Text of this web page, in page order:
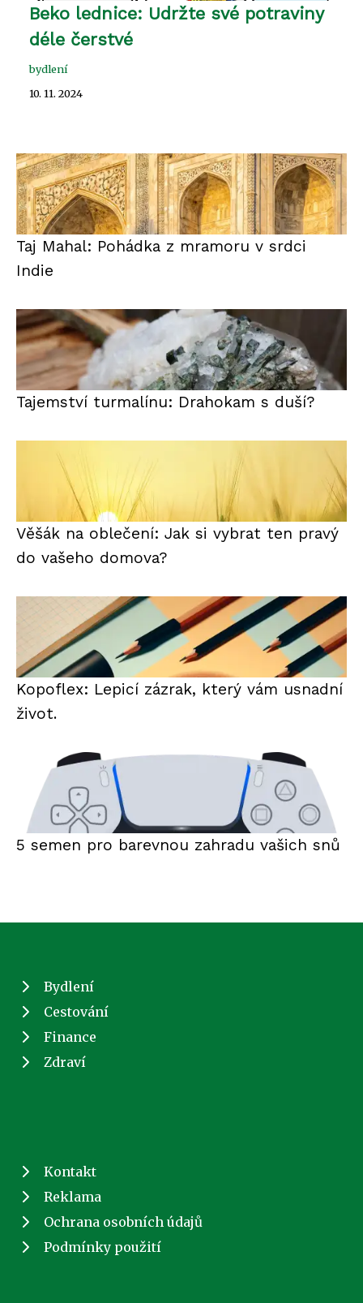
Beko lednice: Udržte své potraviny
déle čerstvé
bydlení
10. 11. 2024
Taj Mahal: Pohádka z mramoru v srdci
Indie
Tajemství turmalínu: Drahokam s duší?
Věšák na oblečení: Jak si vybrat ten pravý
do vašeho domova?
Kopoflex: Lepicí zázrak, který vám usnadní
život.
5 semen pro barevnou zahradu vašich snů
Bydlení
Cestování
Finance
Zdraví
Kontakt
Reklama
Ochrana osobních údajů
Podmínky použití